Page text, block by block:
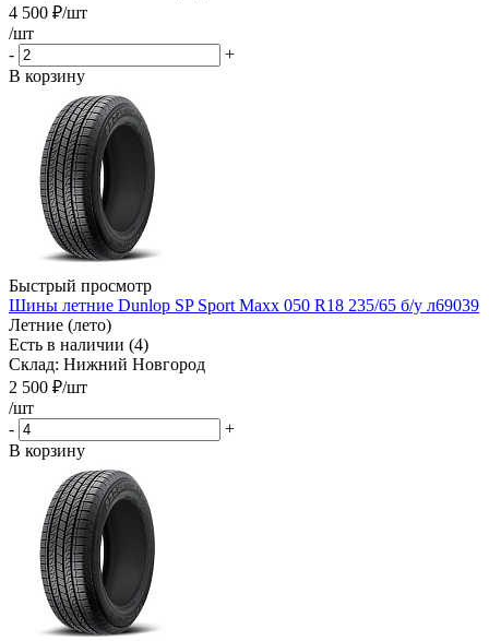
4 500 ₽/шт
/шт
-
+
В корзину
Быстрый просмотр
Шины летние Dunlop SP Sport Maxx 050 R18 235/65 б/у л69039
Летние (лето)
Есть в наличии (4)
Склад: Нижний Новгород
2 500 ₽/шт
/шт
-
+
В корзину